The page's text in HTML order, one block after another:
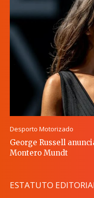
Desporto Motorizado
George Russell
Montero Mundt
ESTATUTO